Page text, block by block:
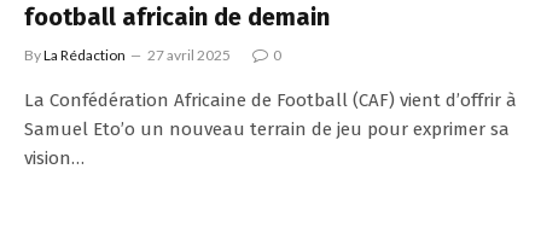
football africain de demain
ByLa Rédaction 27 avril 2025 0
La Confédération Africaine de Football (CAF) vient d’offrir à
Samuel Eto’o un nouveau terrain de jeu pour exprimer sa
vision…